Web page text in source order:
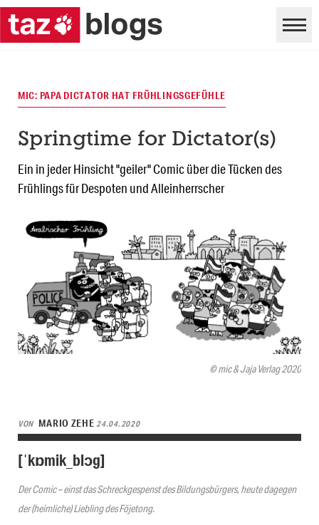
© mic & Jaja Verlag 2020
MIC: PAPA DICTATOR HAT FRÜHLINGSGEFÜHLE
Springtime for Dictator(s)
Ein in jeder Hinsicht "geiler" Comic über die Tücken des
Frühlings für Despoten und Alleinherrscher
VON MARIO ZEHE24.04.2020
[ˈkɒmik_blɔg]
Der Comic – einst das Schreckgespenst des Bildungsbürgers, heute dagegen
der (heimliche) Liebling des Föjetong.